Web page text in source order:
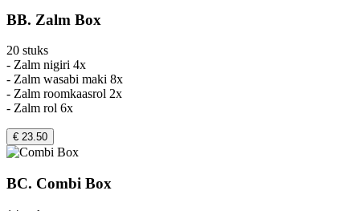
BB. Zalm Box
20 stuks
- Zalm nigiri 4x
- Zalm wasabi maki 8x
- Zalm roomkaasrol 2x
- Zalm rol 6x
€ 23.50
BC. Combi Box